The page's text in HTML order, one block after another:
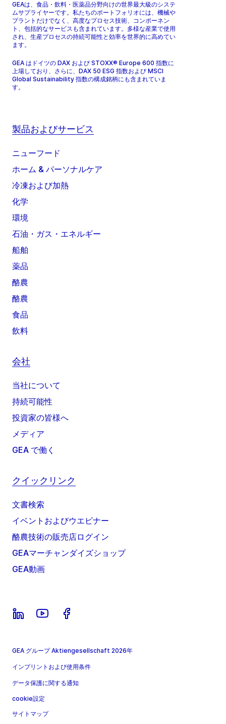
GEAは、食品・飲料・医薬品分野向けの世界最大級のシステ
ムサプライヤーです。私たちのポートフォリオには、機械や
プラントだけでなく、高度なプロセス技術、コンポーネン
ト、包括的なサービスも含まれています。多様な産業で使用
され、生産プロセスの持続可能性と効率を世界的に高めてい
ます。
GEA はドイツの DAX および STOXX® Europe 600 指数に
上場しており、さらに、DAX 50 ESG 指数および MSCI
Global Sustainability 指数の構成銘柄にも含まれていま
す。
製品およびサービス
ニューフード
ホーム & パーソナルケア
冷凍および加熱
化学
環境
石油・ガス・エネルギー
船舶
薬品
酪農
酪農
食品
飲料
会社
当社について
持続可能性
投資家の皆様へ
メディア
GEA で働く
クイックリンク
文書検索
イベントおよびウエビナー
酪農技術の販売店ログイン
GEAマーチャンダイズショップ
GEA動画
GEA グループ Aktiengesellschaft 2026年
インプリントおよび使用条件
データ保護に関する通知
cookie設定
サイトマップ